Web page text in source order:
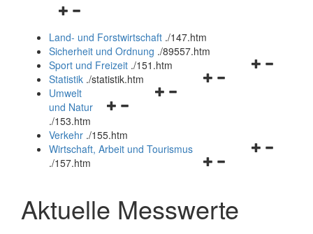
Navigationsmenü
und
schließen
Land- und Forstwirtschaft ./147.htm
Sicherheit und Ordnung ./89557.htm
Navigationsmenü
Sport und Freizeit ./151.htm
Navigationsmenü
Statistik ./statistik.htm
Navigationsmenü
und
schließen
Umwelt
und Natur
./153.htm
Verkehr ./155.htm
Navigationsmenü
schließen
Wirtschaft, Arbeit und Tourismus
./157.htm
Aktuelle Messwerte